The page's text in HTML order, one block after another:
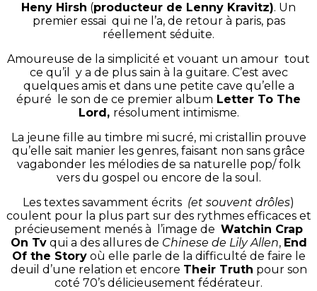
Heny Hirsh (producteur de Lenny Kravitz). Un
premier essai qui ne l’a, de retour à paris, pas
réellement séduite.
Amoureuse de la simplicité et vouant un amour tout
ce qu’il y a de plus sain à la guitare. C’est avec
quelques amis et dans une petite cave qu’elle a
épuré le son de ce premier album Letter To The
Lord, résolument intimisme.
La jeune fille au timbre mi sucré, mi cristallin prouve
qu’elle sait manier les genres, faisant non sans grâce
vagabonder les mélodies de sa naturelle pop/ folk
vers du gospel ou encore de la soul.
Les textes savamment écrits (et souvent drôles)
coulent pour la plus part sur des rythmes efficaces et
précieusement menés à l’image de Watchin Crap
On Tvqui a des allures de Chinese de Lily Allen, End
Of the Storyoù elle parle de la difficulté de faire le
deuil d’une relation et encore Their Truth pour son
coté 70’s délicieusement fédérateur.